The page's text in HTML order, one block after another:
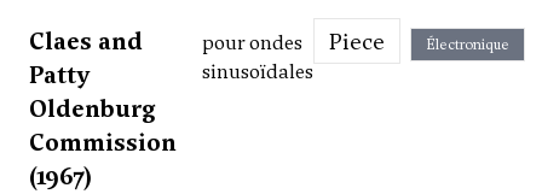
Claes and
Patty
Oldenburg
Commission
(1967)
pour ondes
sinusoïdales
Piece Électronique